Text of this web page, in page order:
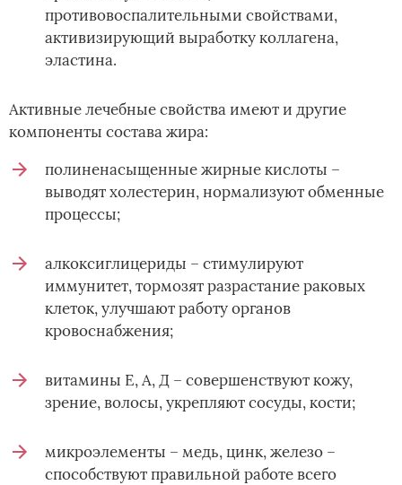
противовоспалительными свойствами,
активизирующий выработку коллагена,
эластина.
Активные лечебные свойства имеют и другие
компоненты состава жира:
полиненасыщенные жирные кислоты –
выводят холестерин, нормализуют обменные
процессы;
алкоксиглицериды – стимулируют
иммунитет, тормозят разрастание раковых
клеток, улучшают работу органов
кровоснабжения;
витамины Е, А, Д – совершенствуют кожу,
зрение, волосы, укрепляют сосуды, кости;
микроэлементы – медь, цинк, железо –
способствуют правильной работе всего